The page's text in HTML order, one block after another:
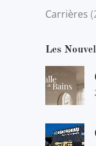
Carrières
Les